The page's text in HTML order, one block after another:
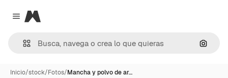
Close menu
Magnific
Inicio/stock/Fotos/Mancha y polvo de ar…